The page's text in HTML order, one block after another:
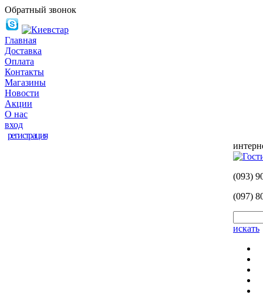
Обратный звонок
Главная
Доставка
Оплата
Контакты
Магазины
Новости
Акции
О нас
вход
регистрация
(093)
(097)
искать